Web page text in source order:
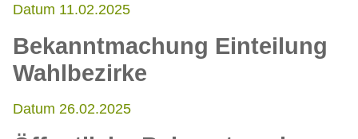
Datum 11.02.2025
Bekanntmachung Einteilung
Wahlbezirke
Datum 26.02.2025